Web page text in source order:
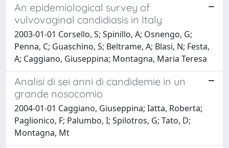
An epidemiological survey of
vulvovaginal candidiasis in Italy
2003-01-01 Corsello, S; Spinillo, A; Osnengo, G;
Penna, C; Guaschino, S; Beltrame, A; Blasi, N; Festa,
A; Caggiano, Giuseppina; Montagna, Maria Teresa
Analisi di sei anni di candidemie in un
grande nosocomio
2004-01-01 Caggiano, Giuseppina; Iatta, Roberta;
Paglionico, F; Palumbo, I; Spilotros, G; Tato, D;
Montagna, Mt